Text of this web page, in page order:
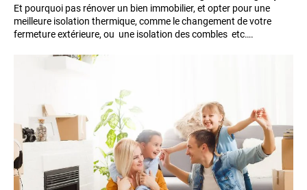
Et pourquoi pas rénover un bien immobilier, et opter pour une
meilleure isolation thermique, comme le changement de votre
fermeture extérieure, ou une isolation des combles etc….